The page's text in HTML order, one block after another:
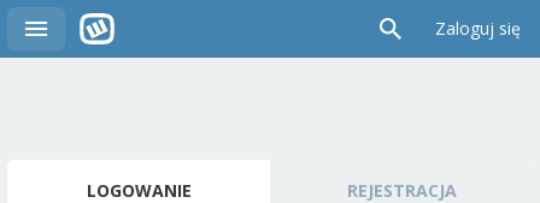
Zaloguj się
LOGOWANIE REJESTRACJA